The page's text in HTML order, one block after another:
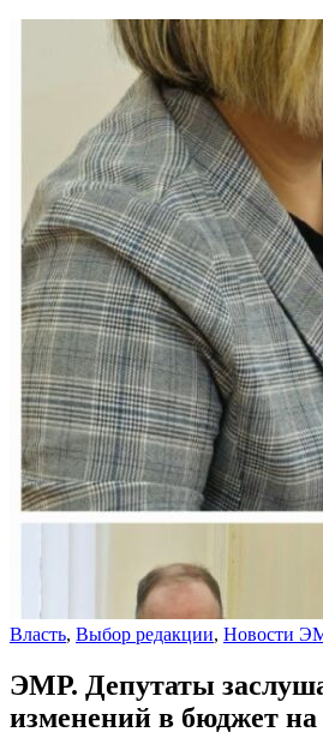
Власть, Выбор редакции, Новости
ЭМР. Депутаты
изменений в бюджет на